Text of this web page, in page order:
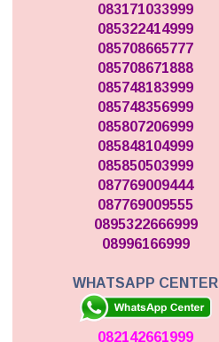
083171033999
085322414999
085708665777
085708671888
085748183999
085748356999
085807206999
085848104999
085850503999
087769009444
087769009555
0895322666999
08996166999
WHATSAPP CENTER
082142661999